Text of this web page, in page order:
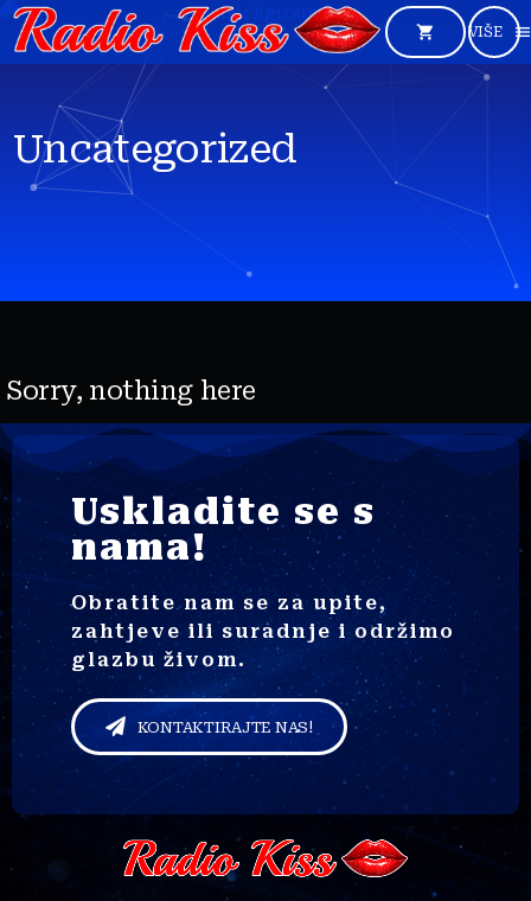
shopping_cart
Uncategorized
Sorry, nothing here
Uskladite se s
nama!
Obratite nam se za upite,
zahtjeve ili suradnje i održimo
glazbu živom.
KONTAKTIRAJTE NAS!